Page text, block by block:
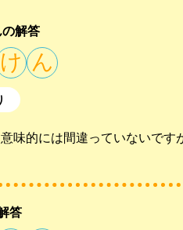
解答
け ん
味的には間違っていないです
答